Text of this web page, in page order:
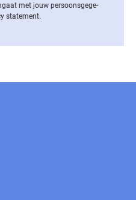
met jouw per­soons­ge­ge­
statement.